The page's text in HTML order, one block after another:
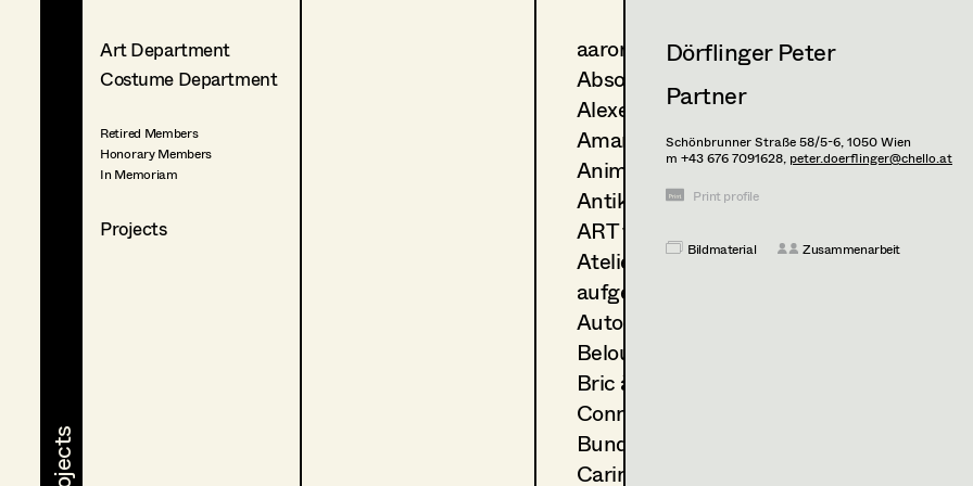
Art Department
Costume Department
Retired Members
Honorary Members
In Memoriam
Projects
aaronclean
Absolut-Print
Alexejew Art Design GmbH
Amanda Frühwald
Animalstars - Herbert Pecher
Antikes Flucher GmbH
ART for ART - Kostümfundus
Atelier Gamper Thomas
aufgemöbelt KG - Jacob Schaefer
Automatenbörse
Belousek
Bric à Brac
Conny Brizsak
Bundesforste Kreativwirtschaft und
Carinthia Film Commission
Dörflinger Peter
Partner
Schönbrunner Straße 58/5-6,1050Wien
m +43 676 7091628, peter.doerflinger@chello.at
Print profile
Bildmaterial Zusammenarbeit